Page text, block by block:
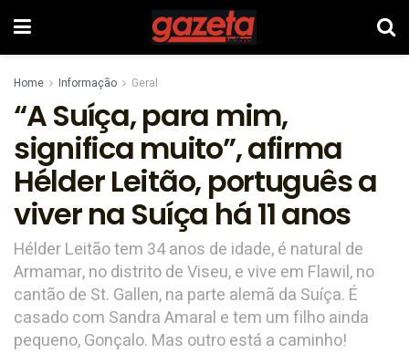
Home Informação Geral
“A Suíça, para mim,
significa muito”, afirma
Hélder Leitão, português a
viver na Suíça há 11 anos
Hélder Leitão tem 34 anos de idade, é natural de
Armamar, no distrito de Viseu, e vive em Flawil, no
cantão de St. Gallen, na parte alemã da Suíça. É
casado com Sandra Amaral e tem um filho ainda
pequeno, Gonçalo. Mas outro está a caminho!